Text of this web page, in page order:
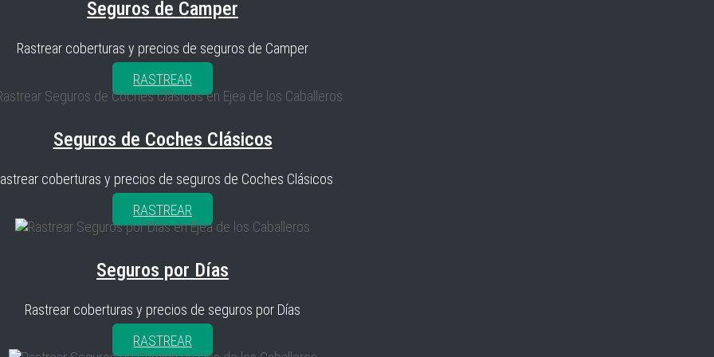
Seguros de Camper
Rastrear coberturas y precios de seguros de Camper
RASTREAR
Seguros de Coches Clásicos
coberturas y precios de seguros de Coches Clásicos
RASTREAR
Seguros por Días
Rastrear coberturas y precios de seguros por Días
RASTREAR